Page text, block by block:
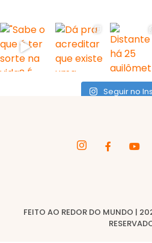
Seguir no
FEITO AO REDOR DO MUNDO |